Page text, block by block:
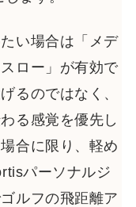
い場合は「メデ
ロー」が有効で
るのではなく、
る感覚を優先し
合に限り、軽め
パーソナルジ
ルフの飛距離ア